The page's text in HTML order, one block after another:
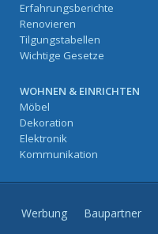
Erfahrungsberichte
Renovieren
Tilgungstabellen
Wichtige Gesetze
WOHNEN & EINRICHTEN
Möbel
Dekoration
Elektronik
Kommunikation
Werbung Baupartner